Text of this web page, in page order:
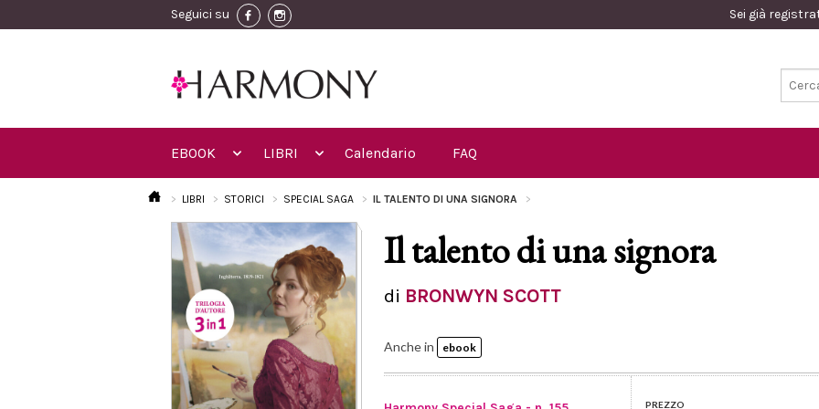
Seguici su Sei già
EBOOK LIBRI Calendario FAQ
LIBRI STORICI SPECIAL SAGA IL TALENTO DI UNA SIGNORA
Il talento di una signora
di BRONWYN SCOTT
Anche in ebook
PREZZO